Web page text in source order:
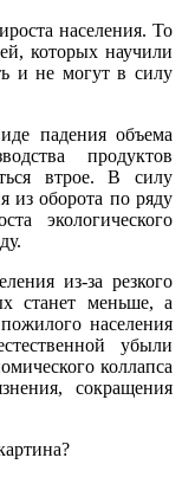
населения. То
которых научили
и не могут в силу
падения объема
продуктов
втрое. В силу
из оборота по ряду
экологического
из-за резкого
станет меньше, а
населения
убыли
коллапса
сокращения